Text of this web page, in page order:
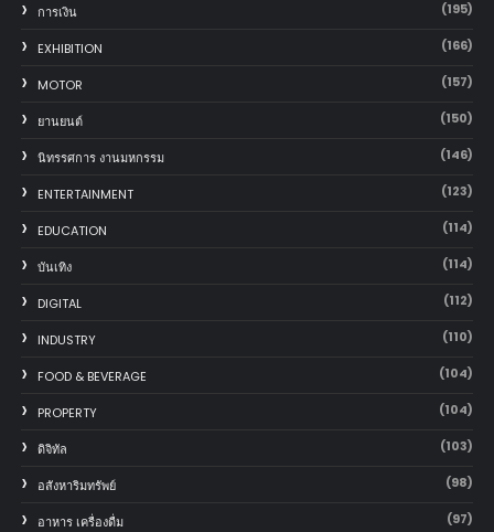
การเงิน (195)
EXHIBITION (166)
MOTOR (157)
‎ยานยนต์‎ (150)
นิทรรศการ งานมหกรรม (146)
ENTERTAINMENT (123)
EDUCATION (114)
บันเทิง (114)
DIGITAL (112)
INDUSTRY (110)
FOOD & BEVERAGE (104)
PROPERTY (104)
ดิจิทัล (103)
อสังหาริมทรัพย์ (98)
อาหาร เครื่องดื่ม (97)